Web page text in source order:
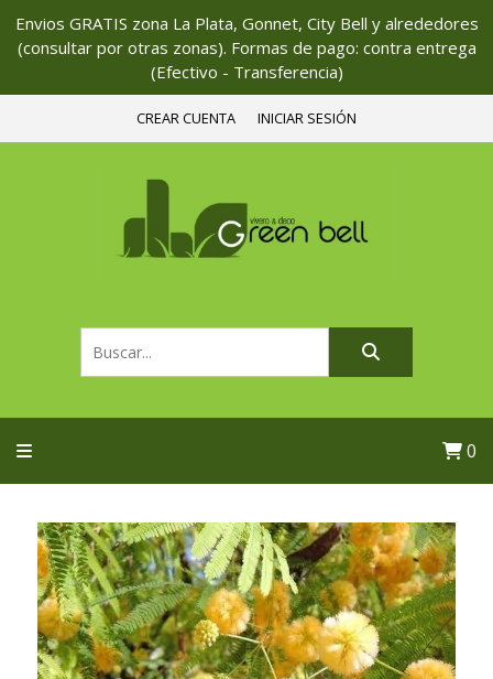
Envios GRATIS zona La Plata, Gonnet, City Bell y alrededores
(consultar por otras zonas). Formas de pago: contra entrega
(Efectivo - Transferencia)
CREAR CUENTA INICIAR SESIÓN
0